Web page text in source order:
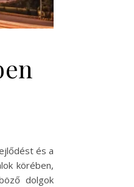
és a
körében,
dolgok